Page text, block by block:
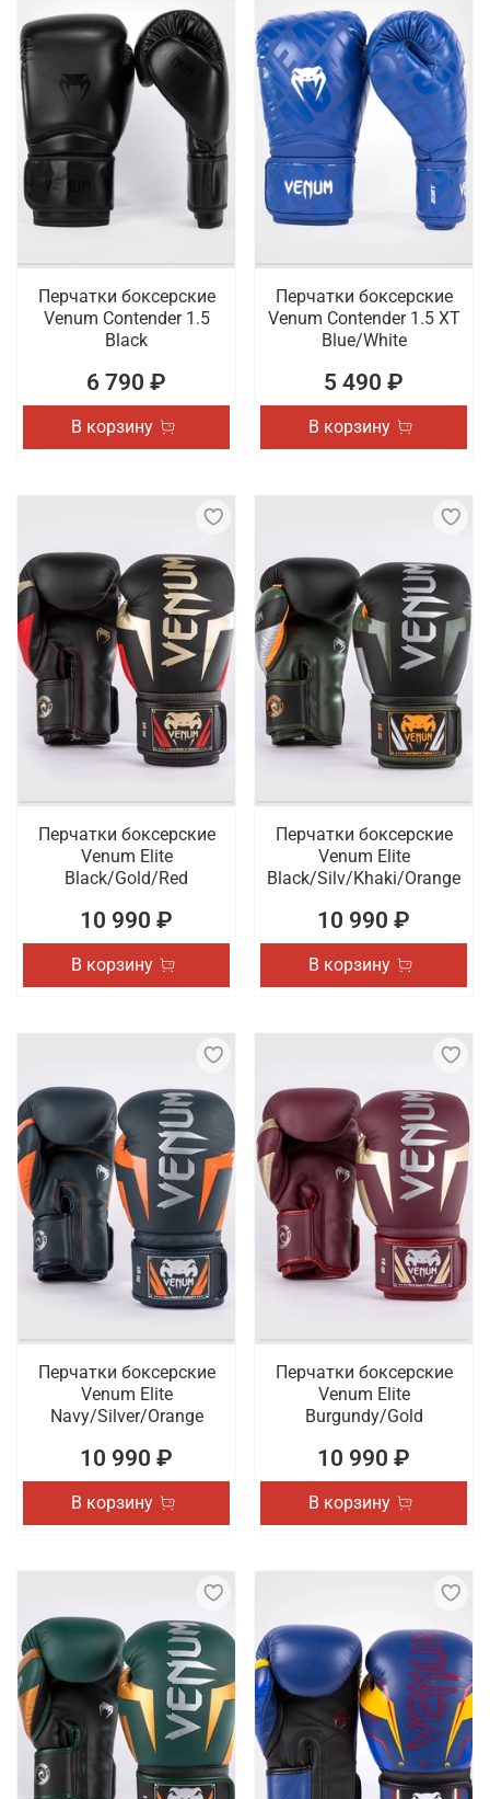
Перчатки боксерские
Venum Contender 1.5
Black
6 790 ₽
В корзину
Перчатки боксерские
Venum Contender 1.5 XT
Blue/White
5 490 ₽
В корзину
Перчатки боксерские
Venum Elite
Black/Gold/Red
10 990 ₽
В корзину
Перчатки боксерские
Venum Elite
Black/Silv/Khaki/Orange
10 990 ₽
В корзину
Перчатки боксерские
Venum Elite
Navy/Silver/Orange
10 990 ₽
В корзину
Перчатки боксерские
Venum Elite
Burgundy/Gold
10 990 ₽
В корзину